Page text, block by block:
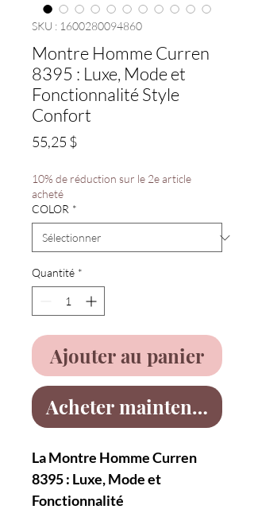
SKU : 1600280094860
Montre Homme Curren
8395 : Luxe, Mode et
Fonctionnalité Style
Confort
55,25 $Prix
10% de réduction sur le 2e article
acheté
COLOR *
Quantité *
Ajouter au panier
Acheter maintenant
La Montre Homme Curren
8395 : Luxe, Mode et
Fonctionnalité